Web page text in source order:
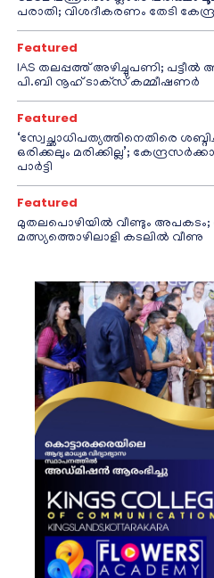
പരാതി; വിശദീകരണം തേടി
Featured
IAS തലപ്പത്ത് അഴിച്ചുപണി; പട്ടീല്‍
പി.ബി നൂഹ് ടാക്‌സ് കമ്മീഷണര്‍
Featured
‘സ്വേച്ഛാധിപത്യത്തിനെതിരെ
ഒരിക്കലും മരിക്കില്ല’;
പാർട്ടി
Featured
മുതലപൊഴിയിൽ വീണ്ടും അപകടം;
മത്സ്യത്തൊഴിലാളി കടലിൽ വീണു